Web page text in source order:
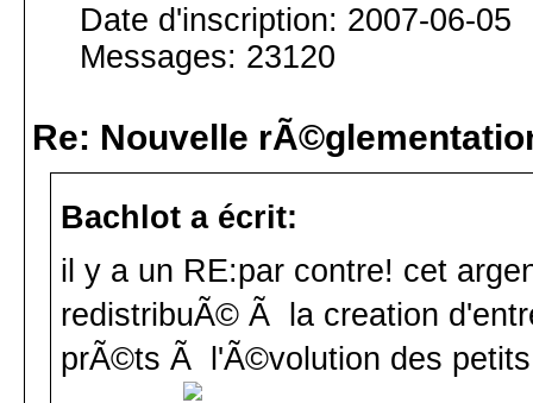
Date d'inscription: 2007-06-05
Messages: 23120
Re: Nouvelle
Bachlot a écrit:
il y a un RE:par contre! cet
redistribuÃ© Ã la creation
prÃ©ts Ã l'Ã©volution des